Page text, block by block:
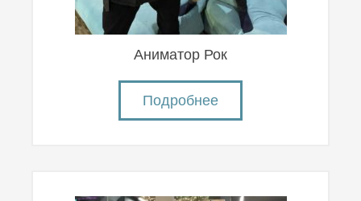
Аниматор Рок
Подробнее